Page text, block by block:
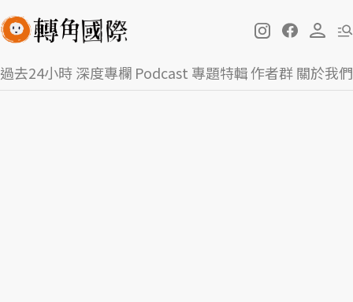
過去24小時深度專欄 Podcast 專題特輯作者群關於我們